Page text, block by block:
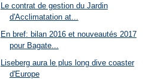
Le contrat de gestion du Jardin
d'Acclimatation at...
En bref: bilan 2016 et nouveautés 2017
pour Bagate...
Liseberg aura le plus long dive coaster
d'Europe